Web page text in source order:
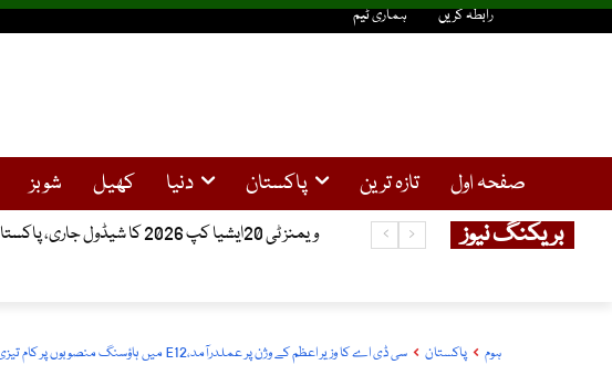
رابطہ کریں ہماری ٹیم
صفحہ اول تازہ ترین پاکستان دنیا کھیل شوبز
بریکنگ نیوز ویمنز ٹی 20ایشیا کپ 2026 کا شیڈول جاری، پاکستان اور بھارت ایک ہی گروپ میں شامل
ہوم پاکستان سی ڈی اے کا وزیر اعظم کے وژن پر عملدرآمد،E12 میں ہاؤسنگ منصوبوں پر کام تیزی سے جاری